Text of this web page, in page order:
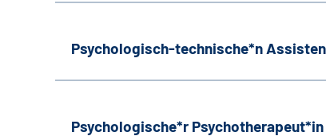
Psychologisch-technische*n
Psychologische*r Psychotherapeut*in